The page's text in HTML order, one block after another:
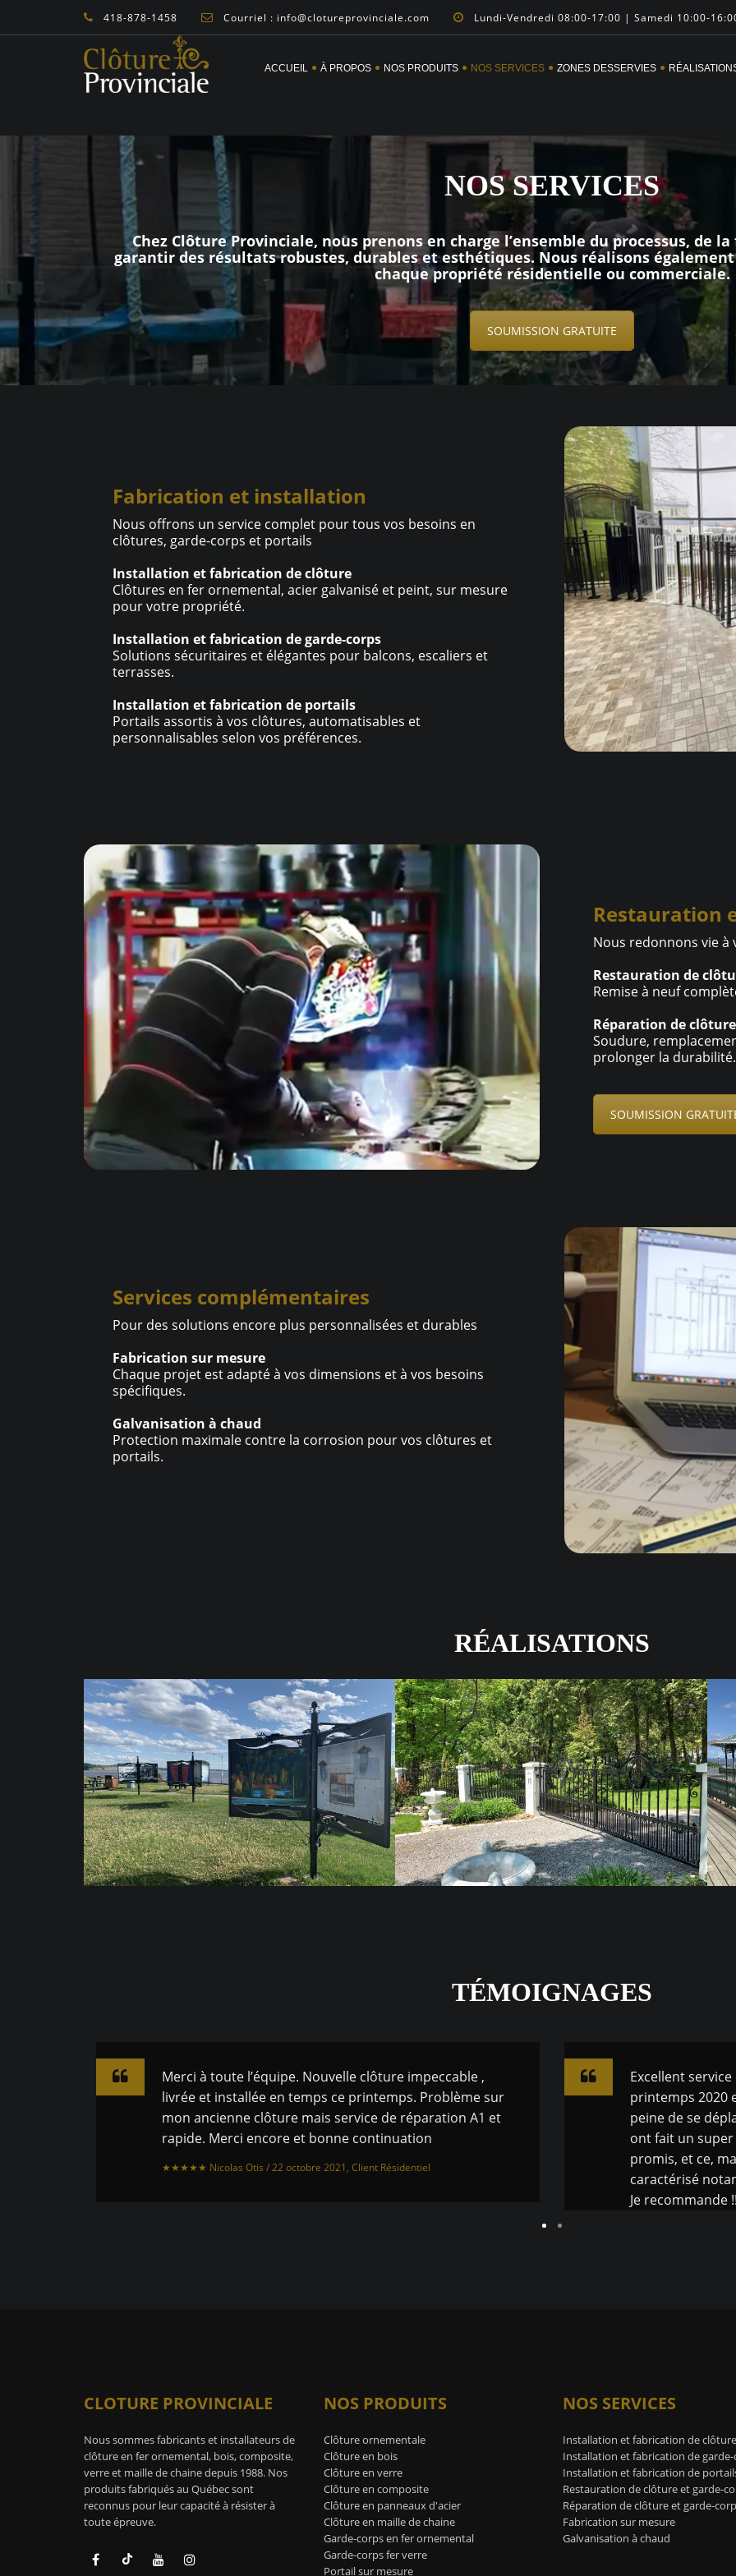
418-878-1458 Courriel : info@clotureprovinciale.com Lundi-Vendredi 08:00-17:00 | Samedi 10:00-
ACCUEIL À PROPOS NOS PRODUITS NOS SERVICES ZONES DESSERVIES
NOS SERVICES
Chez Clôture Provinciale, nous prenons en charge l’ensemble du processus, de
garantir des résultats robustes, durables et esthétiques. Nous réalisons
chaque propriété résidentielle ou commerciale.
SOUMISSION GRATUITE
Fabrication et installation
Nous offrons un service complet pour tous vos besoins en
clôtures, garde-corps et portails
Installation et fabrication de clôture
Clôtures en fer ornemental, acier galvanisé et peint, sur mesure
pour votre propriété.
Installation et fabrication de garde-corps
Solutions sécuritaires et élégantes pour balcons, escaliers et
terrasses.
Installation et fabrication de portails
Portails assortis à vos clôtures, automatisables et
personnalisables selon vos préférences.
Restauration
Nous redonnons vie
Restauration de
Remise à neuf
Réparation de
Soudure,
prolonger la durabilité.
SOUMISSION
Services complémentaires
Pour des solutions encore plus personnalisées et durables
Fabrication sur mesure
Chaque projet est adapté à vos dimensions et à vos besoins
spécifiques.
Galvanisation à chaud
Protection maximale contre la corrosion pour vos clôtures et
portails.
RÉALISATIONS
TÉMOIGNAGES
Merci à toute l’équipe. Nouvelle clôture impeccable ,
livrée et installée en temps ce printemps. Problème sur
mon ancienne clôture mais service de réparation A1 et
rapide. Merci encore et bonne continuation
★★★★★ Nicolas Otis / 22 octobre 2021, Client Résidentiel
Excellent
printemps 2020
peine de se
ont fait un
promis, et ce,
caractérisé
Je recommande
CLOTURE PROVINCIALE
Nous sommes fabricants et installateurs de
clôture en fer ornemental, bois, composite,
verre et maille de chaine depuis 1988. Nos
produits fabriqués au Québec sont
reconnus pour leur capacité à résister à
toute épreuve.
NOS PRODUITS
Clôture ornementale
Clôture en bois
Clôture en verre
Clôture en composite
Clôture en panneaux d'acier
Clôture en maille de chaine
Garde-corps en fer ornemental
Garde-corps fer verre
Portail sur mesure
NOS SERVICES
Installation et fabrication de clôture
Installation et fabrication de
Installation et fabrication de
Restauration de clôture et garde-
Réparation de clôture et garde-
Fabrication sur mesure
Galvanisation à chaud